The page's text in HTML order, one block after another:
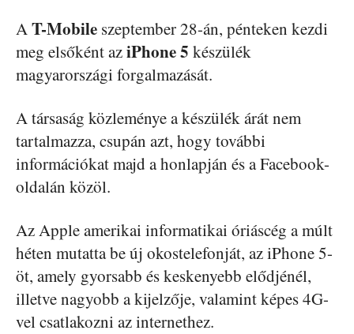
AT-Mobile szeptember 28-án, pénteken kezdi
meg elsőként aziPhone 5 készülék
magyarországi forgalmazását.
A társaság közleménye a készülék árát nem
tartalmazza, csupán azt, hogy további
információkat majd a honlapján és a Facebook-
oldalán közöl.
Az Apple amerikai informatikai óriáscég a múlt
héten mutatta be új okostelefonját, az iPhone 5-
öt, amely gyorsabb és keskenyebb elődjénél,
illetve nagyobb a kijelzője, valamint képes 4G-
vel csatlakozni az internethez.